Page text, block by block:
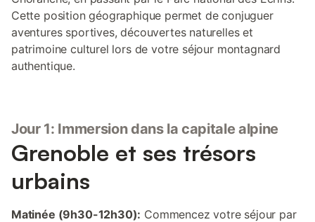
Cette position géographique permet de conjuguer
aventures sportives, découvertes naturelles et
patrimoine culturel lors de votre séjour montagnard
authentique.
Jour 1: Immersion dans la capitale alpine
Grenoble et ses trésors
urbains
Matinée (9h30-12h30): Commencez votre séjour par